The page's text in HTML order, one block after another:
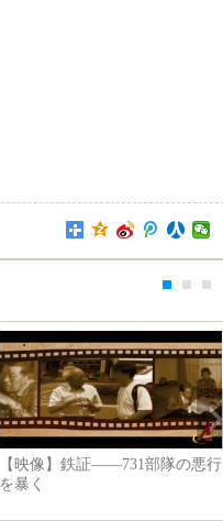
【映像】鉄証——731部隊の悪行
を暴く